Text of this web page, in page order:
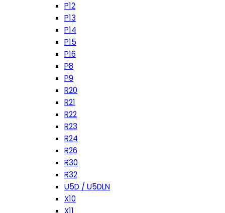
P12
P13
P14
P15
P16
P8
P9
R20
R21
R22
R23
R24
R26
R30
R32
U5D / U5DLN
X10